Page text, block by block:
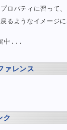
する
ボタンを設定する
カスを遷移させる
する
ロパティに習って
るようなイメージに
留中...
ァレンス
ク